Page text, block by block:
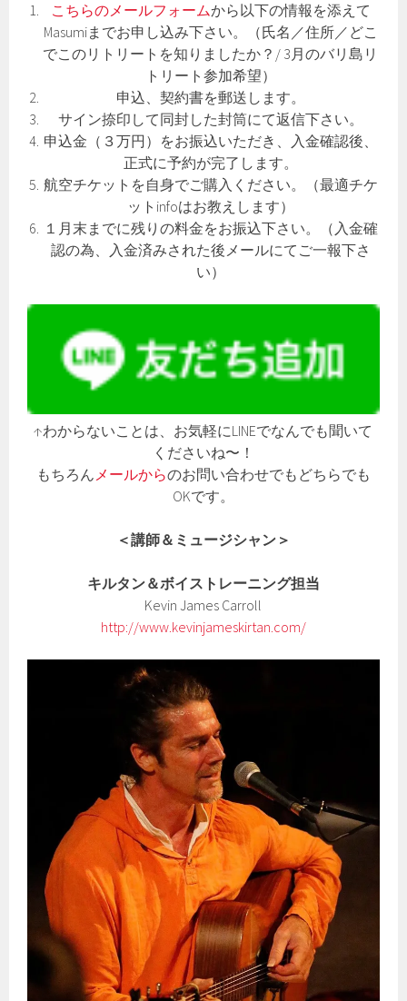
こちらのメールフォームから以下の情報を添えて
Masumiまでお申し込み下さい。（氏名／住所／どこ
でこのリトリートを知りましたか？/ 3月のバリ島リ
トリート参加希望）
申込、契約書を郵送します。
サイン捺印して同封した封筒にて返信下さい。
申込金（３万円）をお振込いただき、入金確認後、
正式に予約が完了します。
航空チケットを自身でご購入ください。（最適チケ
ットinfoはお教えします）
１月末までに残りの料金をお振込下さい。（入金確
認の為、入金済みされた後メールにてご一報下さ
い）
↑わからないことは、お気軽にLINEでなんでも聞いて
くださいね〜！
もちろん メールからのお問い合わせでもどちらでも
OKです。
＜講師＆ミュージシャン＞
キルタン＆ボイストレーニング担当
Kevin James Carroll
http://www.kevinjameskirtan.com/